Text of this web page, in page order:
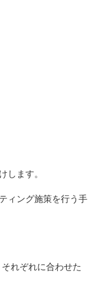
します。
ィング施策を行う手
れぞれに合わせた